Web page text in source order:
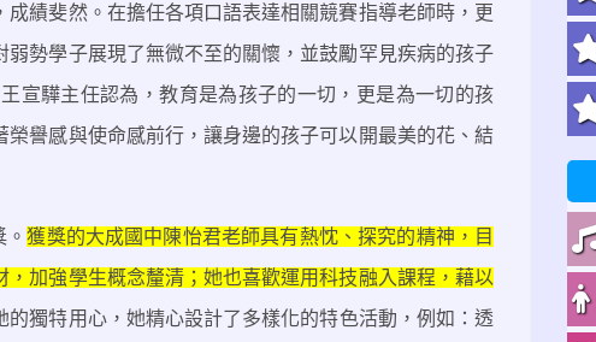
績斐然。在擔任各項口語表達相關競賽指導老師時，更
勢學子展現了無微不至的關懷，並鼓勵罕見疾病的孩子
宣驊主任認為，教育是為孩子的一切，更是為一切的孩
譽感與使命感前行，讓身邊的孩子可以開最美的花、結
。獲獎的大成國中陳怡君老師具有熱忱、探究的精神，目
加強學生概念釐清；她也喜歡運用科技融入課程，藉以
的獨特用心，她精心設計了多樣化的特色活動，例如：透